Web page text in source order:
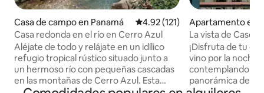
Casa de campo en Panamá Calificación promedio: 4.92 de
4.92 (121)
Casa redonda en el río en Cerro Azul
Aléjate de todo y relájate en un idílico
refugio tropical rústico situado junto a
un hermoso río con pequeñas cascadas
en las montañas de Cerro Azul. Esta
Apartamento en
ty
La vista de
el mejor balcón
¡Disfruta de tu
vino por la noche
contemplando
panorámica del